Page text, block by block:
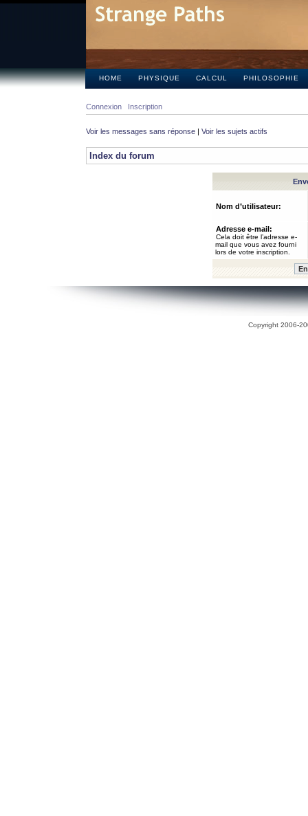
HOME PHYSIQUE CALCUL PHILOSOPHIE
Connexion Inscription
Voir les messages sans réponse | Voir les sujets actifs
Index du forum
Nom d’utilisateur:
Adresse e-mail:
Cela doit être l’adresse e-
mail que vous avez fourni
lors de votre inscription.
Copyright 2006-